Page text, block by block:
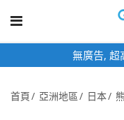
無廣告, 超
首頁 亞洲地區 日本